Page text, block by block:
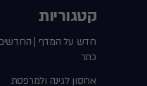
קטגוריות
חדש על המדף |
כתר
אחסון לגינה ולמרפסת